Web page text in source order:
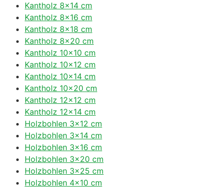
Kantholz 8×14 cm
Kantholz 8×16 cm
Kantholz 8×18 cm
Kantholz 8×20 cm
Kantholz 10×10 cm
Kantholz 10×12 cm
Kantholz 10×14 cm
Kantholz 10×20 cm
Kantholz 12×12 cm
Kantholz 12×14 cm
Holzbohlen 3×12 cm
Holzbohlen 3×14 cm
Holzbohlen 3×16 cm
Holzbohlen 3×20 cm
Holzbohlen 3×25 cm
Holzbohlen 4×10 cm